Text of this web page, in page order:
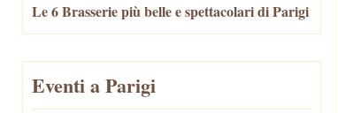
Le 6 Brasserie più belle e spettacolari di Parigi
Eventi a Parigi